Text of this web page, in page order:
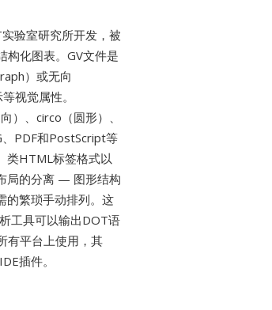
验室研究所开发，被
构化图表。GV文件是
）或无向
视觉属性。
、circo（圆形）、
PDF和PostScript等
类HTML标签格式以
局的分离 — 图形结构
的繁琐手动排列。这
工具可以输出DOT语
有平台上使用，其
插件。